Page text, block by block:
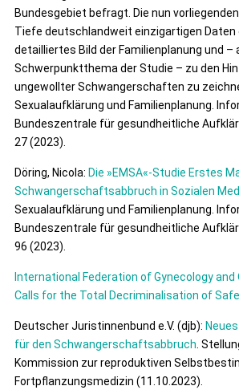
Bundesgebiet befragt. Die nun
Tiefe deutschlandweit einzigartigen Daten
detailliertes Bild der Familienplanung und –
Schwerpunktthema der Studie – zu den
ungewollter Schwangerschaften zu
Sexualaufklärung und Familienplanung.
Bundeszentrale für gesundheitliche
27 (2023).
Döring, Nicola: Die »EMSA«-Studie Erstes
Schwangerschaftsabbruch in Sozialen
Sexualaufklärung und Familienplanung.
Bundeszentrale für gesundheitliche
96 (2023).
International Federation of Gynecology and
Calls for the Total Decriminalisation of
Deutscher Juristinnenbund e.V. (djb):
für den Schwangerschaftsabbruch .
Kommission zur reproduktiven
Fortpflanzungsmedizin (11.10.2023).